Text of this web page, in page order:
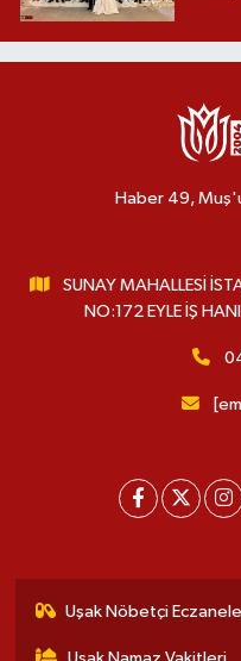
Haber 49,
SUNAY MAHALLESİ
NO:172 EYLE İŞ
Uşak Nöbetçi